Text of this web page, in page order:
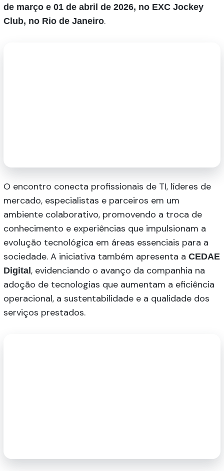
de março e 01 de abril de 2026, no EXC Jockey
Club, no Rio de Janeiro.
O encontro conecta profissionais de TI, líderes de
mercado, especialistas e parceiros em um
ambiente colaborativo, promovendo a troca de
conhecimento e experiências que impulsionam a
evolução tecnológica em áreas essenciais para a
sociedade. A iniciativa também apresenta aCEDAE
Digital, evidenciando o avanço da companhia na
adoção de tecnologias que aumentam a eficiência
operacional, a sustentabilidade e a qualidade dos
serviços prestados.